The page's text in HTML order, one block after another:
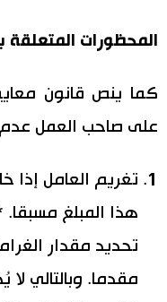
المحظورات المتعلقة
كما ينص قانون
على صاحب العمل
تغريم العامل إذا
هذا المبلغ
تحديد مقدار
مقدما. وبالتالي